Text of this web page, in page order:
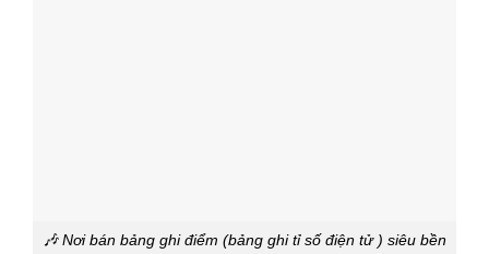
🎶 Nơi bán bảng ghi điểm (bảng ghi tỉ số điện tử ) siêu bền